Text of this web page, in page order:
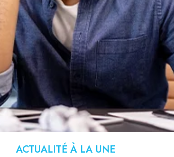
ACTUALITÉ À LA UNE